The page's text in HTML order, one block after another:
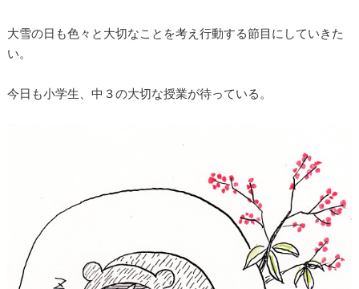
大雪の日も色々と大切なことを考え行動する節目にしていきた
い。
今日も小学生、中３の大切な授業が待っている。